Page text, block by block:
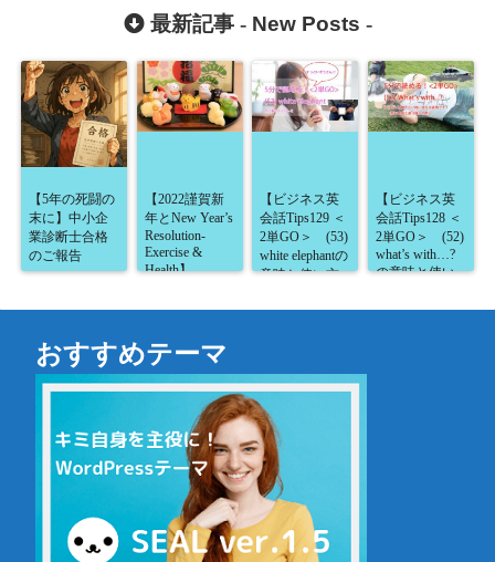
せな方です】
がつながりに
くくなります
壊の危機！そ
世主と
は…！？】
最新記事 - New Posts -
【5年の死闘の
末に】中小企
業診断士合格
のご報告
【2022謹賀新
年とNew Year’s
Resolution-
Exercise &
Health】
【ビジネス英
会話Tips129 ＜
2単GO＞ (53)
white elephantの
意味と使い方
る！】
【ビジネス英
会話Tips128 ＜
2単GO＞ (52)
what’s with…?
の意味と使い
る！】
おすすめテーマ